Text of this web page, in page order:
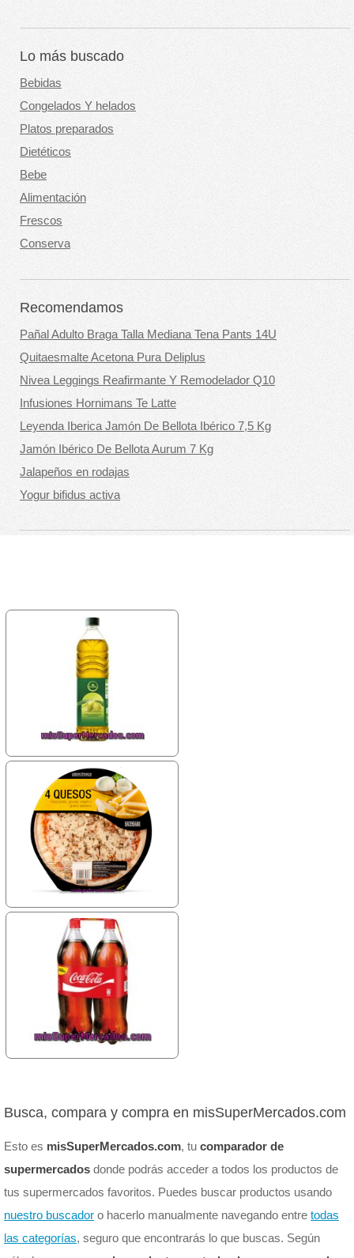
Lo más buscado
Bebidas
Congelados Y helados
Platos preparados
Dietéticos
Bebe
Alimentación
Frescos
Conserva
Recomendamos
Pañal Adulto Braga Talla Mediana Tena Pants 14U
Quitaesmalte Acetona Pura Deliplus
Nivea Leggings Reafirmante Y Remodelador Q10
Infusiones Hornimans Te Latte
Leyenda Iberica Jamón De Bellota Ibérico 7,5 Kg
Jamón Ibérico De Bellota Aurum 7 Kg
Jalapeños en rodajas
Yogur bifidus activa
Busca, compara y compra en misSuperMercados.com
Esto es misSuperMercados.com, tu comparador de
supermercados donde podrás acceder a todos los productos de
tus supermercados favoritos. Puedes buscar productos usando
nuestro buscador o hacerlo manualmente navegando entre todas
las categorías, seguro que encontrarás lo que buscas. Según